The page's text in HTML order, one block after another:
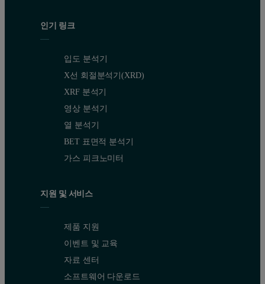
인기 링크
입도 분석기
X선 회절분석기(XRD)
XRF 분석기
영상 분석기
열 분석기
BET 표면적 분석기
가스 피크노미터
지원 및 서비스
제품 지원
이벤트 및 교육
자료 센터
소프트웨어 다운로드